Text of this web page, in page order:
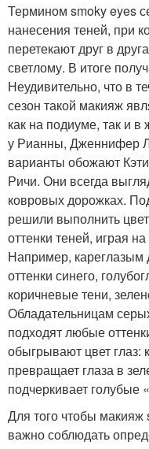
Термином smoky eyes
нанесения теней, при
перетекают друг в
светлому. В итоге
Неудивительно, что в
сезон такой макияж
как на подиуме, так и
у Рианны, Дженнифер
варианты обожают
Ричи. Они всегда
ковровых дорожках.
решили выполнить
оттенки теней, играя
Например,
оттенки синего,
коричневые тени,
Обладательницам
подходят любые
обыгрывают цвет глаз:
превращает глаза в
подчеркивает голубые
Для того чтобы макияж
важно соблюдать